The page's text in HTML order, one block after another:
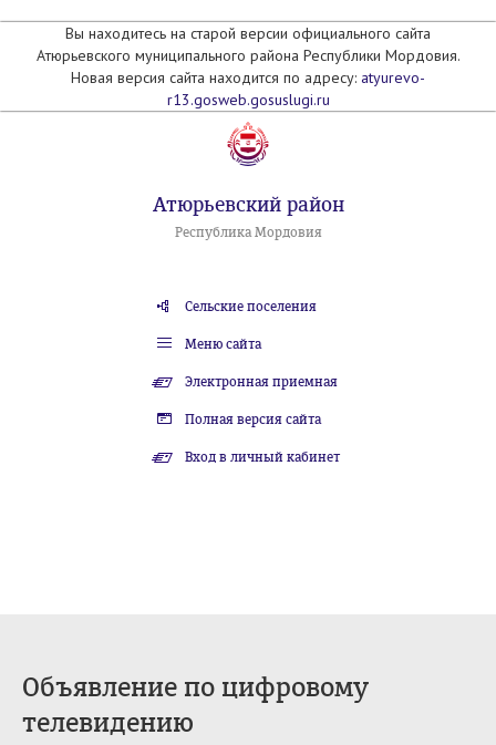
Вы находитесь на старой версии официального сайта
Атюрьевского муниципального района Республики Мордовия.
Новая версия сайта находится по адресу: atyurevo-
r13.gosweb.gosuslugi.ru
Атюрьевский район
Республика Мордовия
Сельские поселения
Меню сайта
Электронная приемная
Полная версия сайта
Вход в личный кабинет
Объявление по цифровому
телевидению